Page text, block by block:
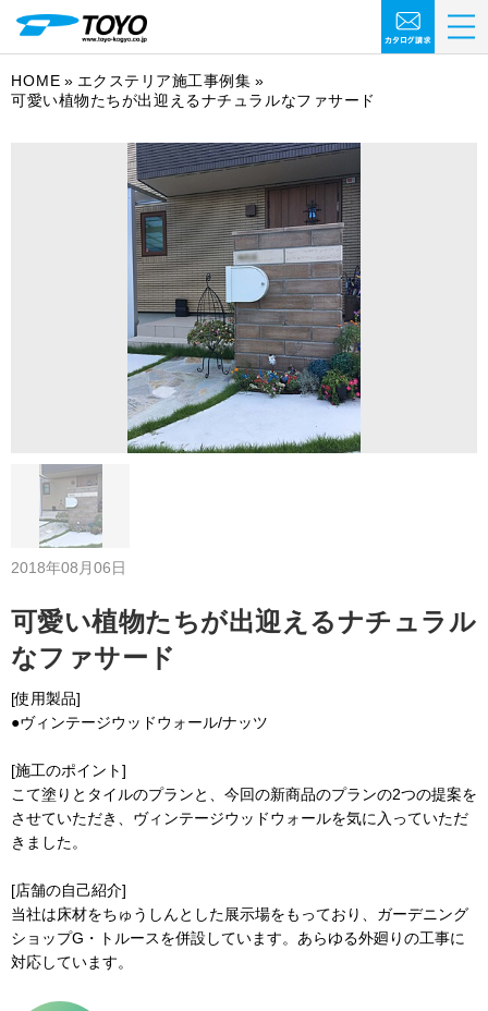
HOME
エクステリア施工事例集
可愛い植物たちが出迎えるナチュラルなファサード
2018年08月06日
可愛い植物たちが出迎えるナチュラル
なファサード
[使用製品]
●ヴィンテージウッドウォール/ナッツ
[施工のポイント]
こて塗りとタイルのプランと、今回の新商品のプランの2つの提案を
させていただき、ヴィンテージウッドウォールを気に入っていただ
きました。
[店舗の自己紹介]
当社は床材をちゅうしんとした展示場をもっており、ガーデニング
ショップG・トルースを併設しています。あらゆる外廻りの工事に
対応しています。